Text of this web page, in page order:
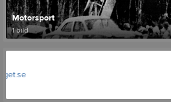
Motorsport
1 bild